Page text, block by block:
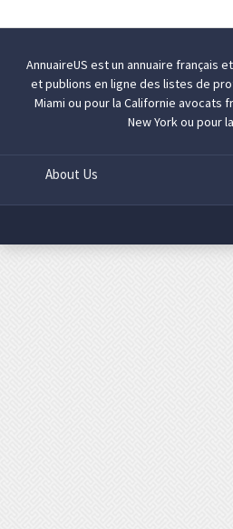
AnnuaireUS est un annuaire français
et publions en ligne des listes de
Miami ou pour la Californieavocats
New Yorkou pour
About Us